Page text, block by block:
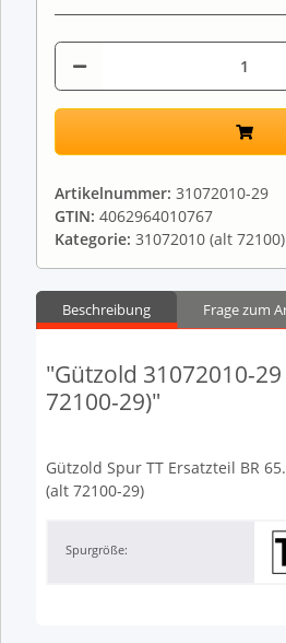
Artikelnummer: 31072010-29
GTIN: 4062964010767
Kategorie: 31072010 (alt 72100)
Beschreibung Frage zum
"Gützold 31072010-
72100-29)"
Gützold Spur TT Ersatzteil BR
(alt 72100-29)
Spurgröße: